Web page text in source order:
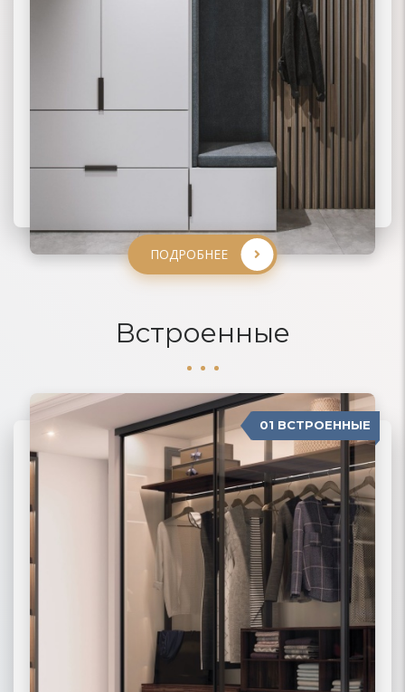
ПОДРОБНЕЕ
ПОДРОБНЕЕ
Встроенные
04 П-ОБРАЗНЫЕ 01 ВСТРОЕННЫЕ
02 РАДИУСНЫЕ
03 МОДЕРН